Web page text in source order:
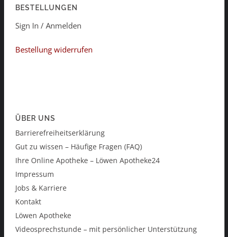
BESTELLUNGEN
Sign In / Anmelden
Bestellung widerrufen
ÜBER UNS
Barrierefreiheitserklärung
Gut zu wissen – Häufige Fragen (FAQ)
Ihre Online Apotheke – Löwen Apotheke24
Impressum
Jobs & Karriere
Kontakt
Löwen Apotheke
Videosprechstunde – mit persönlicher Unterstützung